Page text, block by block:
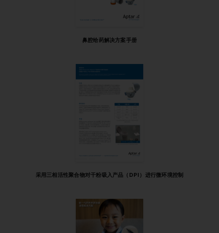
鼻腔给药解决方案手册
采用三相活性聚合物对干粉吸入产品（DPI）进行微环境控制